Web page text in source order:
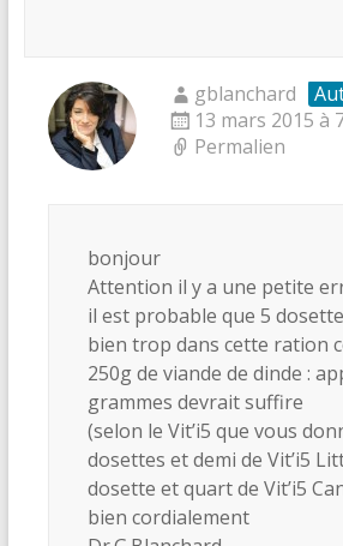
gblanchard
13 mars 2015 à
Permalien
bonjour
Attention il y a une petite
il est probable que 5
bien trop dans cette ration
250g de viande de dinde :
grammes devrait suffire
(selon le Vit’i5 que vous
dosettes et demi de Vit’i5
dosette et quart de Vit’i5
bien cordialement